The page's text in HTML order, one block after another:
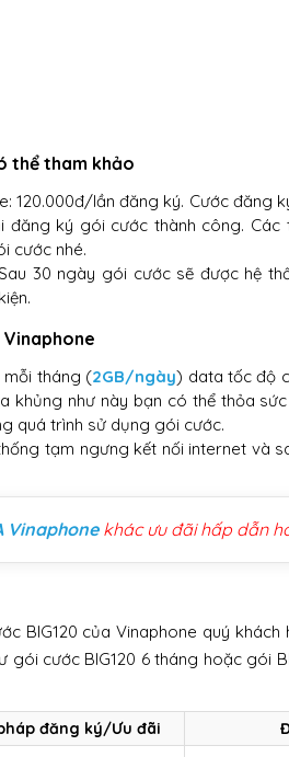
thể tham khảo
120.000đ/lần đăng ký. Cước đăng
đăng ký gói cước thành công. Các
cước nhé.
30 ngày gói cước sẽ được hệ
Vinaphone
mỗi tháng (2GB/ngày) data tốc độ
như này bạn có thể thỏa
quá trình sử dụng gói cước.
tạm ngưng kết nối internet và
Vinaphonekhác ưu đãi hấp dẫn
BIG120 của Vinaphone quý
cước BIG120 6 tháng hoặc gói
đăng ký/Ưu đãi